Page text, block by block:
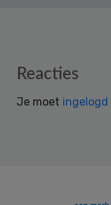
Reader
Reacties
Je moet ingelogd